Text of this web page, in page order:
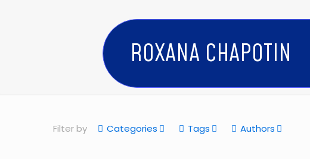
ROXANA CHAPOTIN
Filter by Categories Tags Authors